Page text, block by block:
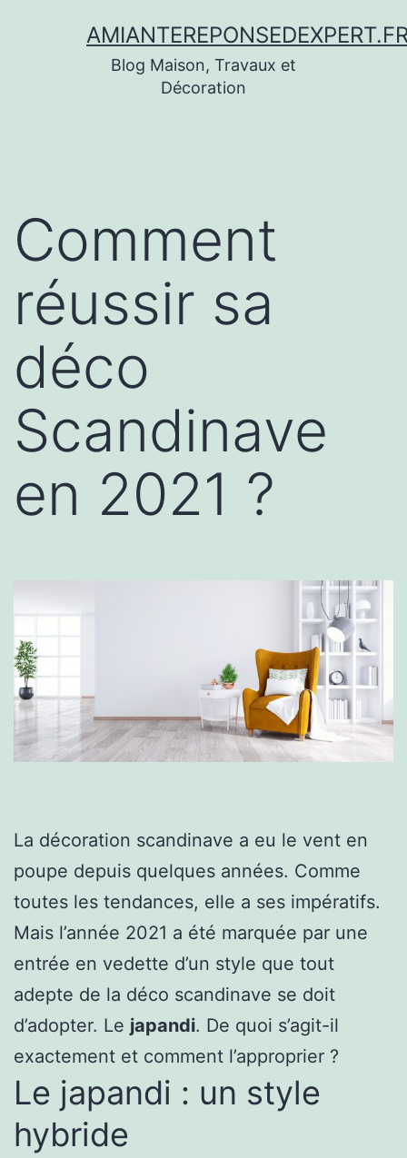
Blog Maison, Travaux et
Décoration
Comment
réussir sa
déco
Scandinave
en 2021 ?
La décoration scandinave a eu le vent en
poupe depuis quelques années. Comme
toutes les tendances, elle a ses impératifs.
Mais l’année 2021 a été marquée par une
entrée en vedette d’un style que tout
adepte de la déco scandinave se doit
d’adopter. Le japandi. De quoi s’agit-il
exactement et comment l’approprier ?
Le japandi : un style
hybride